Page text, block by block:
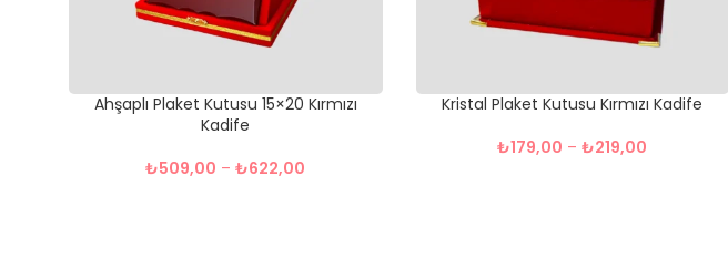
Ahşaplı Plaket Kutusu 15×20 Kırmızı
Kadife
₺509,00 –₺622,00
Kristal Plaket Kutusu Kırmızı Kadife
₺179,00 –₺219,00